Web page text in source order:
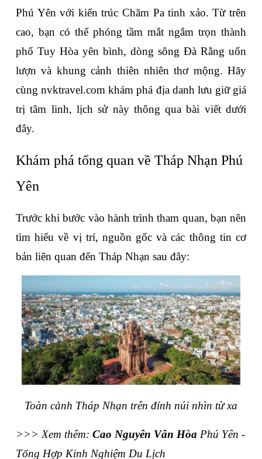
Phú Yên với kiến trúc Chăm Pa tinh xảo. Từ trên
cao, bạn có thể phóng tầm mắt ngắm trọn thành
phố Tuy Hòa yên bình, dòng sông Đà Rằng uốn
lượn và khung cảnh thiên nhiên thơ mộng. Hãy
cùng nvktravel.com khám phá địa danh lưu giữ giá
trị tâm linh, lịch sử này thông qua bài viết dưới
đây.
Khám phá tổng quan về Tháp Nhạn Phú
Yên
Trước khi bước vào hành trình tham quan, bạn nên
tìm hiểu về vị trí, nguồn gốc và các thông tin cơ
bản liên quan đến Tháp Nhạn sau đây:
Toàn cảnh Tháp Nhạn trên đỉnh núi nhìn từ xa
>>> Xem thêm: Cao Nguyên Vân Hòa Phú Yên -
Tổng Hợp Kinh Nghiệm Du Lịch